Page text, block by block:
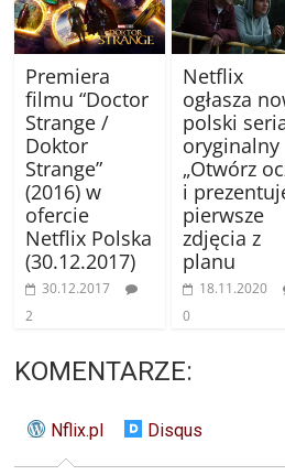
Premiera
filmu “Doctor
Strange /
Doktor
Strange”
(2016) w
ofercie
Netflix Polska
(30.12.2017)
30.12.2017
2
Netflix
ogłasza
polski
oryginalny
„Otwórz
i
pierwsze
zdjęcia z
planu
18.11.2020
0
KOMENTARZE:
Nflix.pl Disqus